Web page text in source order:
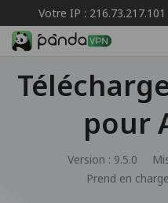
Votre IP :
pour
Version : 9.5.0
Prend en